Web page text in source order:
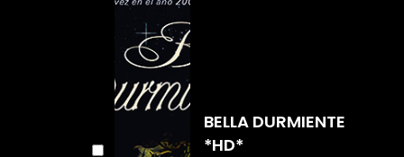
BELLA DURMIENTE
*HD*